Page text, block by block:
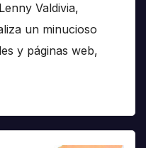
Valdivia,
un minucioso
y páginas web,